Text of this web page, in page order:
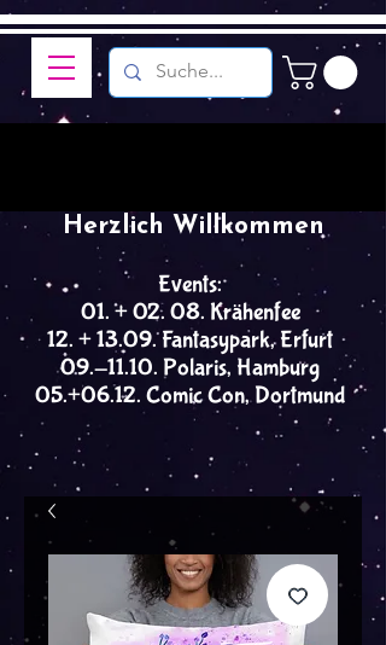
Events:
01. + 02. 08. Krähenfee
12. + 13.09. Fantasypark, Erfurt
09.-11.10. Polaris, Hamburg
05.+06.12. Comic Con, Dortmund
Herzlich Willkommen